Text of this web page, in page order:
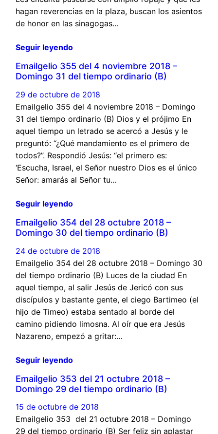
hagan reverencias en la plaza, buscan los asientos
de honor en las sinagogas…
Seguir leyendo
Emailgelio 355 del 4 noviembre 2018 –
Domingo 31 del tiempo ordinario (B)
29 de octubre de 2018
Emailgelio 355 del 4 noviembre 2018 – Domingo
31 del tiempo ordinario (B) Dios y el prójimo En
aquel tiempo un letrado se acercó a Jesús y le
preguntó: “¿Qué mandamiento es el primero de
todos?”. Respondió Jesús: “el primero es:
‘Escucha, Israel, el Señor nuestro Dios es el único
Señor: amarás al Señor tu…
Seguir leyendo
Emailgelio 354 del 28 octubre 2018 –
Domingo 30 del tiempo ordinario (B)
24 de octubre de 2018
Emailgelio 354 del 28 octubre 2018 – Domingo 30
del tiempo ordinario (B) Luces de la ciudad En
aquel tiempo, al salir Jesús de Jericó con sus
discípulos y bastante gente, el ciego Bartimeo (el
hijo de Timeo) estaba sentado al borde del
camino pidiendo limosna. Al oír que era Jesús
Nazareno, empezó a gritar:…
Seguir leyendo
Emailgelio 353 del 21 octubre 2018 –
Domingo 29 del tiempo ordinario (B)
15 de octubre de 2018
Emailgelio 353 del 21 octubre 2018 – Domingo
29 del tiempo ordinario (B) Ser feliz sin aplastar